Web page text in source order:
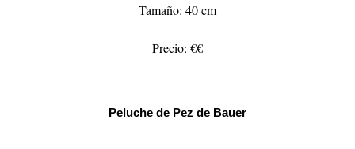
Tamaño: 40 cm
Precio: €€
Peluche de Pez de Bauer